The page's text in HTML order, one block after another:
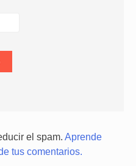
el spam. Aprende
tus comentarios.